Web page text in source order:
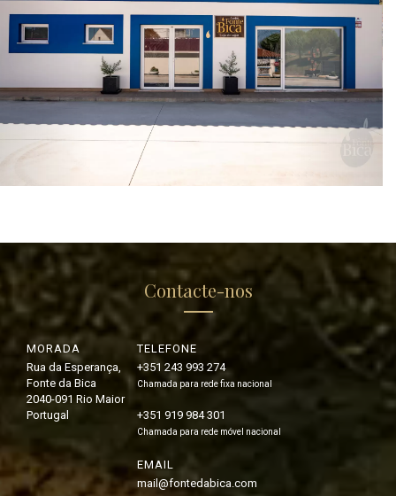
Contacte-nos
MORADA
Rua da Esperança,
Fonte da Bica
2040-091 Rio Maior
Portugal
TELEFONE
+351 243 993 274
Chamada para rede fixa nacional
+351 919 984 301
Chamada para rede móvel nacional
EMAIL
mail@fontedabica.com